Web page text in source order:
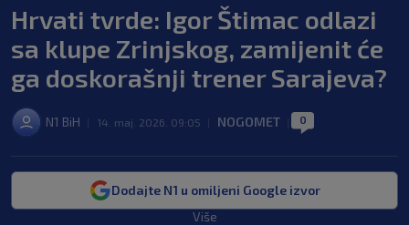
Hrvati tvrde: Igor Štimac odlazi
sa klupe Zrinjskog, zamijenit će
ga doskorašnji trener Sarajeva?
N1 BiH 14. maj. 2026. 09:05 NOGOMET 0
Dodajte N1 u omiljeni Google izvor
Više